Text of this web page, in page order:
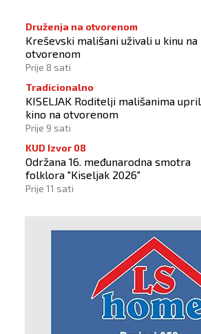
Druženja na otvorenom
Kreševski mališani uživali u kinu na
otvorenom
Prije 8 sati
Tradicionalno
KISELJAK Roditelji mališanima
kino na otvorenom
Prije 9 sati
KUD Izvor 08
Održana 16. međunarodna smotra
folklora "Kiseljak 2026"
Prije 11 sati